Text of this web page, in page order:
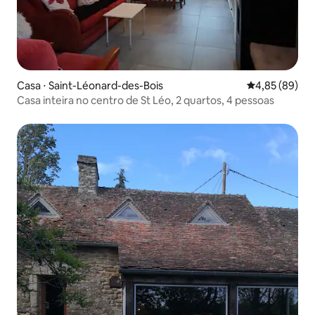
Casa ⋅ Saint-Léonard-des-Bois 4,85 de uma
4,85 (89)
Casa inteira no centro de St Léo, 2 quartos, 4 pessoas